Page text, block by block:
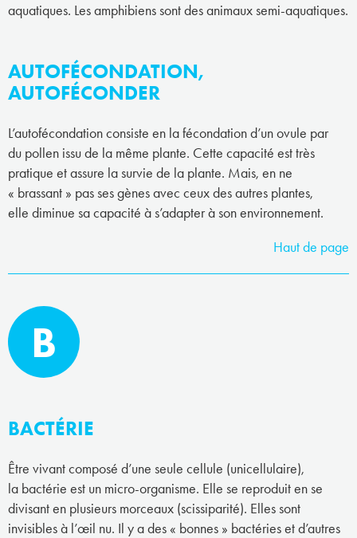
aquatiques. Les amphibiens sont des animaux semi-aquatiques.
AUTOFÉCONDATION,
AUTOFÉCONDER
L’autofécondation consiste en la fécondation d’un ovule par
du pollen issu de la même plante. Cette capacité est très
pratique et assure la survie de la plante. Mais, en ne
« brassant » pas ses gènes avec ceux des autres plantes,
elle diminue sa capacité à s’adapter à son environnement.
Haut de page
B
BACTÉRIE
Être vivant composé d’une seule cellule (unicellulaire),
la bactérie est un micro-organisme. Elle se reproduit en se
divisant en plusieurs morceaux (scissiparité). Elles sont
invisibles à l’œil nu. Il y a des « bonnes » bactéries et d’autres